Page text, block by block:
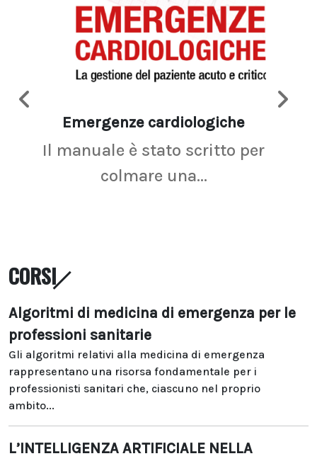
Emergenze cardiologiche
Il manuale è stato scritto per
colmare una...
CORSI
Algoritmi di medicina di emergenza per le
professioni sanitarie
Gli algoritmi relativi alla medicina di emergenza
rappresentano una risorsa fondamentale per i
professionisti sanitari che, ciascuno nel proprio
ambito...
L’INTELLIGENZA ARTIFICIALE NELLA